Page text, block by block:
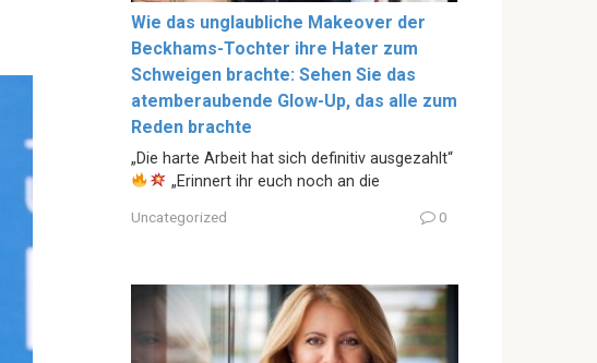
Wie das unglaubliche Makeover der
Beckhams-Tochter ihre Hater zum
Schweigen brachte: Sehen Sie das
atemberaubende Glow-Up, das alle zum
Reden brachte
„Die harte Arbeit hat sich definitiv ausgezahlt“
„Erinnert ihr euch noch an die
Uncategorized 0